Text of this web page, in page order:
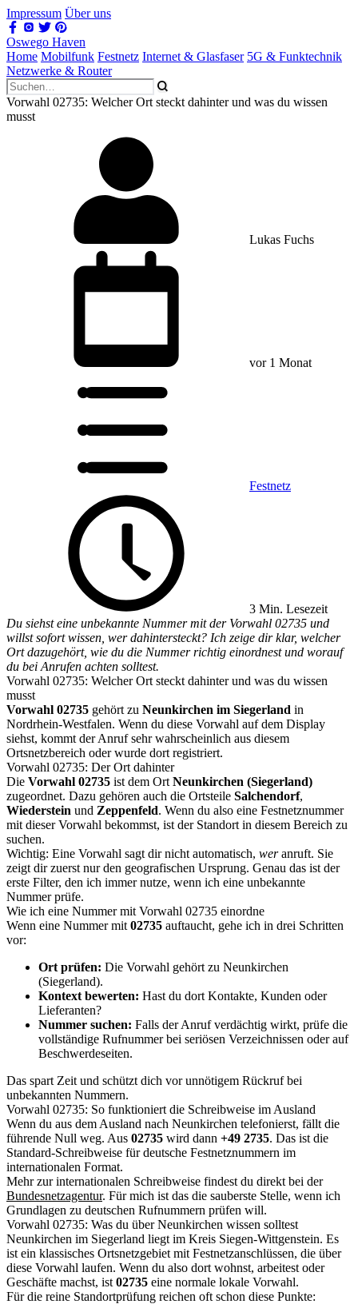
Impressum Über uns
Oswego Haven
Home Mobilfunk Festnetz Internet & Glasfaser 5G & Funktechnik
Netzwerke & Router
Vorwahl 02735: Welcher Ort steckt dahinter und was du wissen
musst
Lukas Fuchs
vor 1 Monat
Festnetz
3 Min. Lesezeit
Du siehst eine unbekannte Nummer mit der Vorwahl 02735 und
willst sofort wissen, wer dahintersteckt? Ich zeige dir klar, welcher
Ort dazugehört, wie du die Nummer richtig einordnest und worauf
du bei Anrufen achten solltest.
Vorwahl 02735: Welcher Ort steckt dahinter und was du wissen
musst
Vorwahl 02735 gehört zu Neunkirchen im Siegerland in
Nordrhein-Westfalen. Wenn du diese Vorwahl auf dem Display
siehst, kommt der Anruf sehr wahrscheinlich aus diesem
Ortsnetzbereich oder wurde dort registriert.
Vorwahl 02735: Der Ort dahinter
Die Vorwahl 02735 ist dem Ort Neunkirchen (Siegerland)
zugeordnet. Dazu gehören auch die Ortsteile Salchendorf,
Wiederstein und Zeppenfeld. Wenn du also eine Festnetznummer
mit dieser Vorwahl bekommst, ist der Standort in diesem Bereich zu
suchen.
Wichtig: Eine Vorwahl sagt dir nicht automatisch, weranruft. Sie
zeigt dir zuerst nur den geografischen Ursprung. Genau das ist der
erste Filter, den ich immer nutze, wenn ich eine unbekannte
Nummer prüfe.
Wie ich eine Nummer mit Vorwahl 02735 einordne
Wenn eine Nummer mit 02735 auftaucht, gehe ich in drei Schritten
vor:
Ort prüfen: Die Vorwahl gehört zu Neunkirchen
(Siegerland).
Kontext bewerten: Hast du dort Kontakte, Kunden oder
Lieferanten?
Nummer suchen: Falls der Anruf verdächtig wirkt, prüfe die
vollständige Rufnummer bei seriösen Verzeichnissen oder auf
Beschwerdeseiten.
Das spart Zeit und schützt dich vor unnötigem Rückruf bei
unbekannten Nummern.
Vorwahl 02735: So funktioniert die Schreibweise im Ausland
Wenn du aus dem Ausland nach Neunkirchen telefonierst, fällt die
führende Null weg. Aus 02735 wird dann +49 2735. Das ist die
Standard-Schreibweise für deutsche Festnetznummern im
internationalen Format.
Mehr zur internationalen Schreibweise findest du direkt bei der
Bundesnetzagentur. Für mich ist das die sauberste Stelle, wenn ich
Grundlagen zu deutschen Rufnummern prüfen will.
Vorwahl 02735: Was du über Neunkirchen wissen solltest
Neunkirchen im Siegerland liegt im Kreis Siegen-Wittgenstein. Es
ist ein klassisches Ortsnetzgebiet mit Festnetzanschlüssen, die über
diese Vorwahl laufen. Wenn du also dort wohnst, arbeitest oder
Geschäfte machst, ist 02735 eine normale lokale Vorwahl.
Für die reine Standortprüfung reichen oft schon diese Punkte: